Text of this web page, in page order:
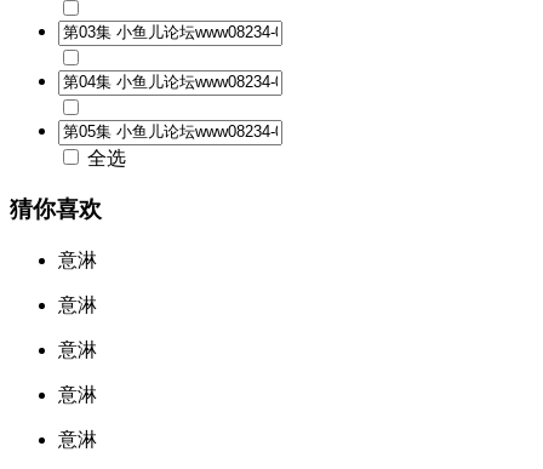
全选
猜你喜欢
意淋
意淋
意淋
意淋
意淋